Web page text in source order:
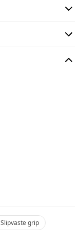
Slipvaste grip